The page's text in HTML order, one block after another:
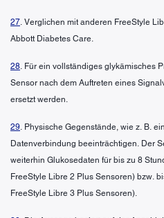
27. Verglichen mit anderen FreeStyle
Abbott Diabetes Care.
28. Für ein vollständiges glykämisches
Sensor nach dem Auftreten eines
ersetzt werden.
29. Physische Gegenstände, wie z. B.
Datenverbindung beeinträchtigen. Der
weiterhin Glukosedaten für bis zu 8
FreeStyle Libre 2 Plus Sensoren) bzw.
FreeStyle Libre 3 Plus Sensoren).